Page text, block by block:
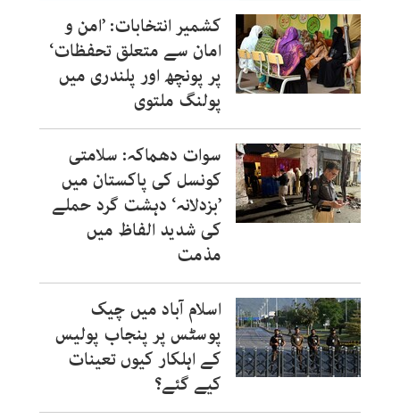
کشمیر انتخابات: ’امن و
امان سے متعلق تحفظات‘
پر پونچھ اور پلندری میں
پولنگ ملتوی
سوات دھماکہ: سلامتی
کونسل کی پاکستان میں
’بزدلانہ‘ دہشت گرد حملے
کی شدید الفاظ میں
مذمت
اسلام آباد میں چیک
پوسٹس پر پنجاب پولیس
کے اہلکار کیوں تعینات
کیے گئے؟